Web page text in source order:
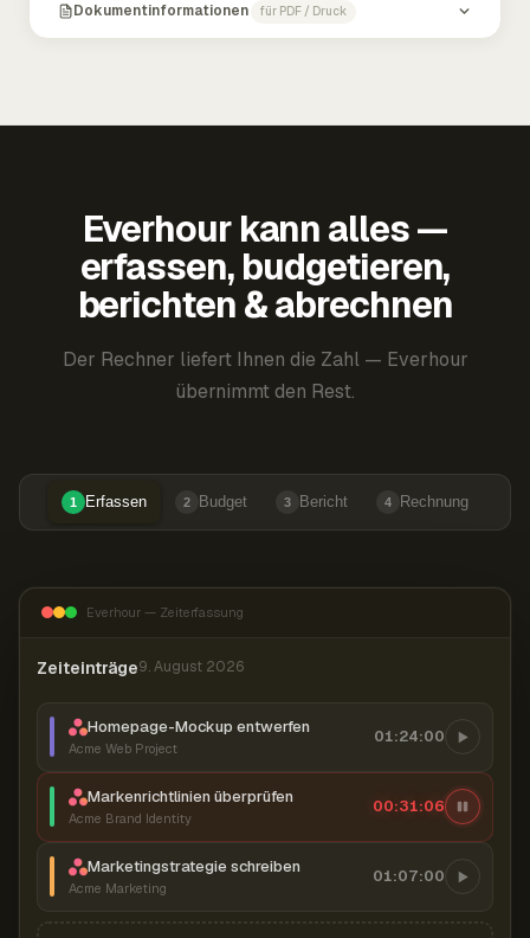
Dokumentinformationen für PDF / Druck
Everhour kann alles —
erfassen, budgetieren,
berichten & abrechnen
Der Rechner liefert Ihnen die Zahl — Everhour
übernimmt den Rest.
1 Erfassen 2 Budget 3 Bericht 4 Rechnung
Everhour — Zeiterfassung
Zeiteinträge9. August 2026
Homepage-Mockup entwerfen
Acme Web Project
01:24:00
Markenrichtlinien überprüfen
Acme Brand Identity
00:31:07
Marketingstrategie schreiben
Acme Marketing
01:07:00